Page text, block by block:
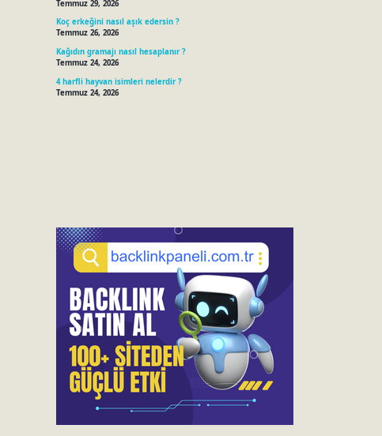
Temmuz 29, 2026
Koç erkeğini nasıl aşık edersin ?
Temmuz 26, 2026
Kağıdın gramajı nasıl hesaplanır ?
Temmuz 24, 2026
4 harfli hayvan isimleri nelerdir ?
Temmuz 24, 2026